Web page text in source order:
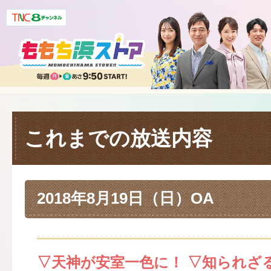
これまでの放送内容
2018年8月19日（日）OA
▽天神が安室一色に！ ▽知られざ